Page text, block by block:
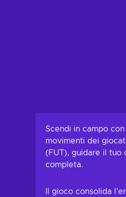
Scendi in campo
movimenti dei
(FUT), guidare il tuo
completa.
Il gioco consolida